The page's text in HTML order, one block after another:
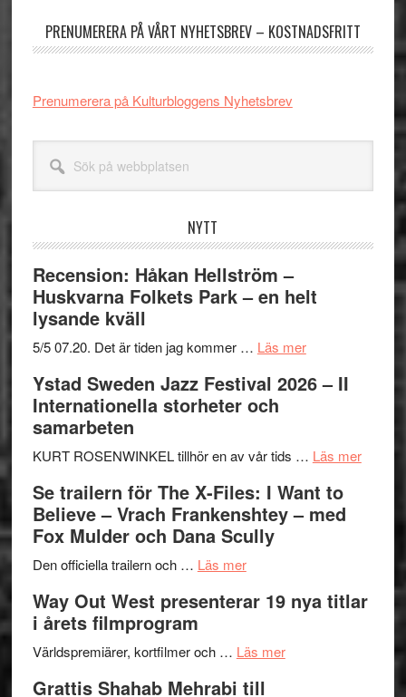
PRENUMERERA PÅ VÅRT NYHETSBREV – KOSTNADSFRITT
Prenumerera på Kulturbloggens Nyhetsbrev
webbplatsen
NYTT
Recension: Håkan Hellström –
Huskvarna Folkets Park – en helt
lysande kväll
5/5 07.20. Det är tiden jag kommer … Läs merom
Håkan
Huskvarna
Park
–
kväll
Ystad Sweden Jazz Festival 2026 – II
Internationella storheter och
samarbeten
KURT ROSENWINKEL tillhör en av vår tids … Läs merom
II
Se trailern för The X-Files: I Want to
Believe – Vrach Frankenshtey – med
Fox Mulder och Dana Scully
Den officiella trailern och … Läs merom
trailern
The
Way Out West presenterar 19 nya titlar
i årets filmprogram
Världspremiärer, kortfilmer och … Läs merom
Grattis Shahab Mehrabi till